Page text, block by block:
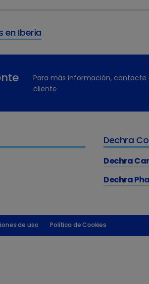
en Iberia
Para más información,
cliente
Dechra
Dechra
Dechra
de uso Política de Cookies